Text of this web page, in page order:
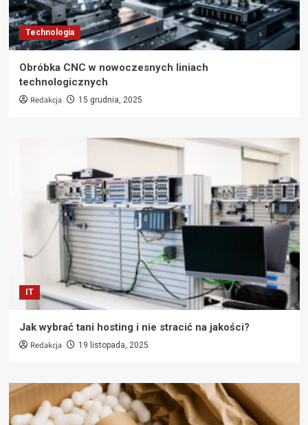
Technologia
Obróbka CNC w nowoczesnych liniach
technologicznych
Redakcja 15 grudnia, 2025
IT
Jak wybrać tani hosting i nie stracić na jakości?
Redakcja 19 listopada, 2025